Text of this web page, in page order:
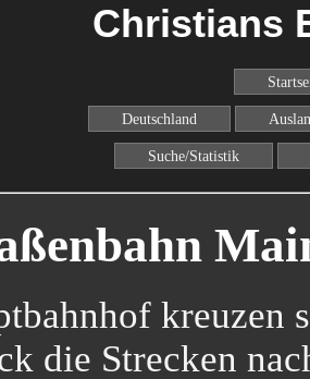
Christians
Deutschland
Suche/Statistik
kreuzen
die Strecken